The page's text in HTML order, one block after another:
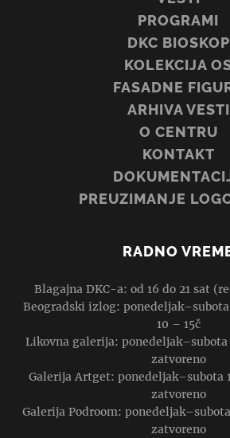
PROGRAMI
DKC BIOSKOP
KOLEKCIJA
FASADNE
ARHIVA VESTI
O CENTRU
KONTAKT
PREUZIMANJE
RADNO
Blagajna DKC-a: od 16 do 21 sat
Beogradski izlog:
10 – 15č
Likovna galerija: ponedeljak–subota
zatvoreno
Galerija Artget: ponedeljak–subota
zatvoreno
Galerija Podroom:
zatvoreno